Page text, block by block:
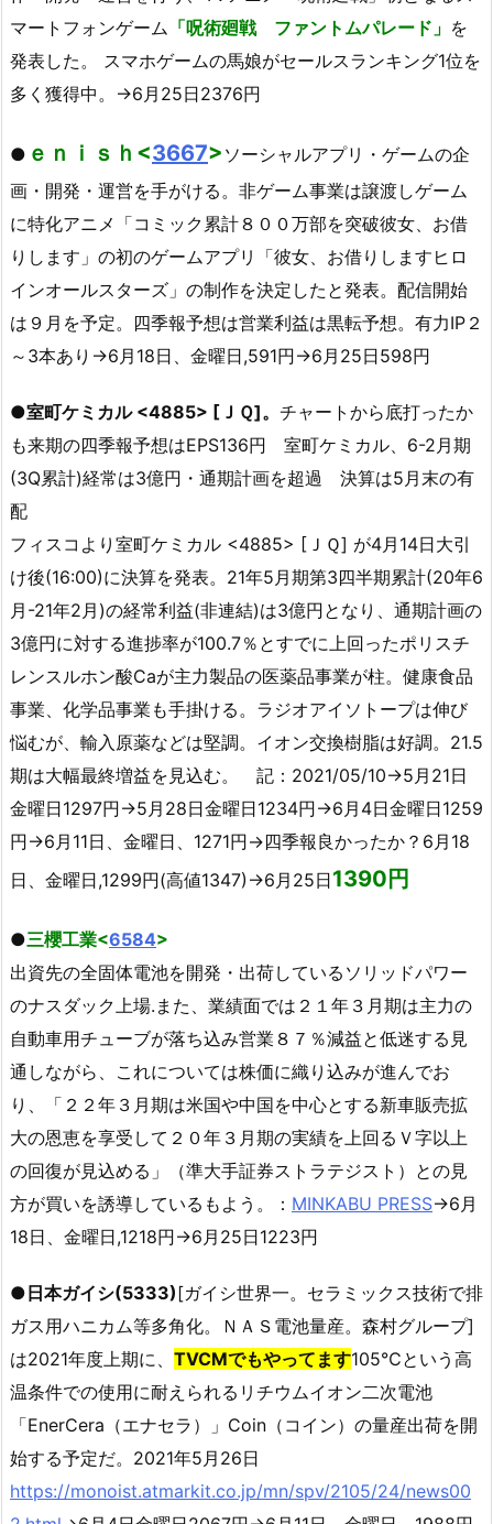
マートフォンゲーム 「呪術廻戦 ファントムパレード」 を
発表した。 スマホゲームの馬娘がセールスランキング1位を
多く獲得中。→6月25日2376円
● ｅｎｉｓｈ<3667> ソーシャルアプリ・ゲームの企
画・開発・運営を手がける。非ゲーム事業は譲渡しゲーム
に特化アニメ「コミック累計８００万部を突破彼女、お借
りします」の初のゲームアプリ「彼女、お借りしますヒロ
インオールスターズ」の制作を決定したと発表。配信開始
は９月を予定。四季報予想は営業利益は黒転予想。有力IP２
～3本あり→6月18日、金曜日,591円→6月25日598円
●室町ケミカル <4885> [ＪＱ]。 チャートから底打ったか
も来期の四季報予想はEPS136円 室町ケミカル、6-2月期
(3Q累計)経常は3億円・通期計画を超過 決算は5月末の有
配
フィスコより室町ケミカル <4885> [ＪＱ] が4月14日大引
け後(16:00)に決算を発表。21年5月期第3四半期累計(20年6
月-21年2月)の経常利益(非連結)は3億円となり、通期計画の
3億円に対する進捗率が100.7％とすでに上回ったポリスチ
レンスルホン酸Caが主力製品の医薬品事業が柱。健康食品
事業、化学品事業も手掛ける。ラジオアイソトープは伸び
悩むが、輸入原薬などは堅調。イオン交換樹脂は好調。21.5
期は大幅最終増益を見込む。 記：2021/05/10→5月21日
金曜日1297円→5月28日金曜日1234円→6月4日金曜日1259
円→6月11日、金曜日、1271円→四季報良かったか？6月18
日、金曜日,1299円(高値1347)→6月25日1390円
●三櫻工業<6584>
出資先の全固体電池を開発・出荷しているソリッドパワー
のナスダック上場.また、業績面では２１年３月期は主力の
自動車用チューブが落ち込み営業８７％減益と低迷する見
通しながら、これについては株価に織り込みが進んでお
り、「２２年３月期は米国や中国を中心とする新車販売拡
大の恩恵を享受して２０年３月期の実績を上回るＶ字以上
の回復が見込める」（準大手証券ストラテジスト）との見
方が買いを誘導しているもよう。： MINKABU PRESS→6月
18日、金曜日,1218円→6月25日1223円
●日本ガイシ(5333)[ガイシ世界一。セラミックス技術で排
ガス用ハニカム等多角化。ＮＡＳ電池量産。森村グループ]
は2021年度上期に、 TVCMでもやってます105℃という高
温条件での使用に耐えられるリチウムイオン二次電池
「EnerCera（エナセラ）」Coin（コイン）の量産出荷を開
始する予定だ。2021年5月26日
https://monoist.atmarkit.co.jp/mn/spv/2105/24/news00